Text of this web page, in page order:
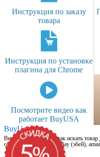
Инструкция по заказу
товара
Инструкция по установке
плагина для Chrome
Посмотрите видео как
работает BuyUSA
BuyUsa.ru
Видео для новичков: как искать
онлайн магазинах, на eBay (эбей),